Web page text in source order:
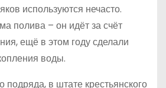
используются нечасто.
полива – он идёт за счёт
ещё в этом году сделали
воды.
в штате крестьянского